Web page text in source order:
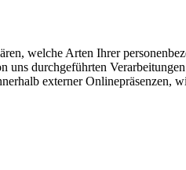
welche Arten Ihrer
durchgeführten
externer Onlinepräsenzen,